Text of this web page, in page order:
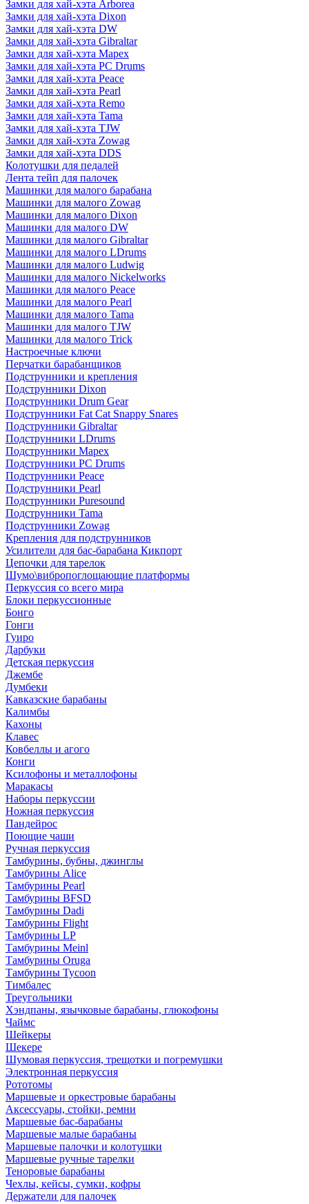
Замки для хай-хэта Arborea
Замки для хай-хэта Dixon
Замки для хай-хэта DW
Замки для хай-хэта Gibraltar
Замки для хай-хэта Mapex
Замки для хай-хэта PC Drums
Замки для хай-хэта Peace
Замки для хай-хэта Pearl
Замки для хай-хэта Remo
Замки для хай-хэта Tama
Замки для хай-хэта TJW
Замки для хай-хэта Zowag
Замки для хай-хэта DDS
Колотушки для педалей
Лента тейп для палочек
Машинки для малого барабана
Машинки для малого Zowag
Машинки для малого Dixon
Машинки для малого DW
Машинки для малого Gibraltar
Машинки для малого LDrums
Машинки для малого Ludwig
Машинки для малого Nickelworks
Машинки для малого Peace
Машинки для малого Pearl
Машинки для малого Tama
Машинки для малого TJW
Машинки для малого Trick
Настроечные ключи
Перчатки барабанщиков
Подструнники и крепления
Подструнники Dixon
Подструнники Drum Gear
Подструнники Fat Cat Snappy Snares
Подструнники Gibraltar
Подструнники LDrums
Подструнники Mapex
Подструнники PC Drums
Подструнники Peace
Подструнники Pearl
Подструнники Puresound
Подструнники Tama
Подструнники Zowag
Крепления для подструнников
Усилители для бас-барабана Кикпорт
Цепочки для тарелок
Шумо\вибропоглощающие платформы
Перкуссия со всего мира
Блоки перкуссионные
Бонго
Гонги
Гуиро
Дарбуки
Детская перкуссия
Джембе
Думбеки
Кавказские барабаны
Калимбы
Кахоны
Клавес
Ковбеллы и агого
Конги
Ксилофоны и металлофоны
Маракасы
Наборы перкуссии
Ножная перкуссия
Пандейрос
Поющие чаши
Ручная перкуссия
Тамбурины, бубны, джинглы
Тамбурины Alice
Тамбурины Pearl
Тамбурины BFSD
Тамбурины Dadi
Тамбурины Flight
Тамбурины LP
Тамбурины Meinl
Тамбурины Oruga
Тамбурины Tycoon
Тимбалес
Треугольники
Хэндпаны, язычковые барабаны, глюкофоны
Чаймс
Шейкеры
Шекере
Шумовая перкуссия, трещотки и погремушки
Электронная перкуссия
Рототомы
Маршевые и оркестровые барабаны
Аксессуары, стойки, ремни
Маршевые бас-барабаны
Маршевые малые барабаны
Маршевые палочки и колотушки
Маршевые ручные тарелки
Теноровые барабаны
Чехлы, кейсы, сумки, кофры
Держатели для палочек